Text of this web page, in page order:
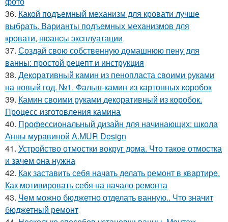
36. Какой подъемный механизм для кровати лучше
выбрать. Варианты подъемных механизмов для
кровати, нюансы эксплуатации
37. Создай свою собственную домашнюю пену для
ванны: простой рецепт и инструкция
38. Декоративный камин из пенопласта своими руками
на новый год. №1. Фальш-камин из картонных коробок
39. Камин своими руками декоративный из коробок.
Процесс изготовления камина
40. Профессиональный дизайн для начинающих: школа
Анны муравиной A.MUR Design
41. Устройство отмостки вокруг дома. Что такое отмостка
и зачем она нужна
42. Как заставить себя начать делать ремонт в квартире.
Как мотивировать себя на начало ремонта
43. Чем можно бюджетно отделать ванную.. Что значит
бюджетный ремонт